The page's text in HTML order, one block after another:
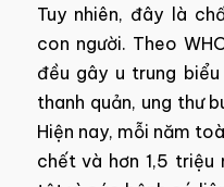
Tuy nhiên, đây là
con người. Theo
đều gây u trung
thanh quản, ung thư
Hiện nay, mỗi năm
chết và hơn 1,5 triệu